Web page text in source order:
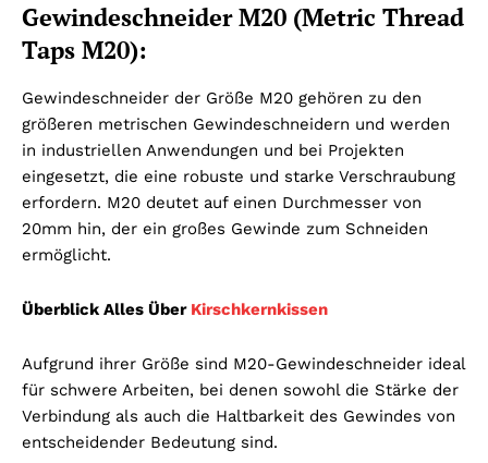
Gewindeschneider M20 (Metric Thread
Taps M20):
Gewindeschneider der Größe M20 gehören zu den
größeren metrischen Gewindeschneidern und werden
in industriellen Anwendungen und bei Projekten
eingesetzt, die eine robuste und starke Verschraubung
erfordern. M20 deutet auf einen Durchmesser von
20mm hin, der ein großes Gewinde zum Schneiden
ermöglicht.
Überblick Alles Über Kirschkernkissen
Aufgrund ihrer Größe sind M20-Gewindeschneider ideal
für schwere Arbeiten, bei denen sowohl die Stärke der
Verbindung als auch die Haltbarkeit des Gewindes von
entscheidender Bedeutung sind.